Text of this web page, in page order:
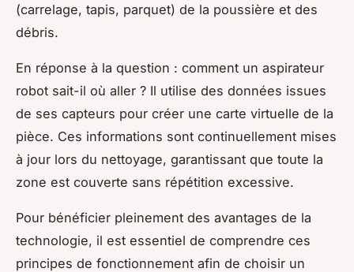
(carrelage, tapis, parquet) de la poussière et des
débris.
En réponse à la question : comment un aspirateur
robot sait-il où aller ? Il utilise des données issues
de ses capteurs pour créer une carte virtuelle de la
pièce. Ces informations sont continuellement mises
à jour lors du nettoyage, garantissant que toute la
zone est couverte sans répétition excessive.
Pour bénéficier pleinement des avantages de la
technologie, il est essentiel de comprendre ces
principes de fonctionnement afin de choisir un